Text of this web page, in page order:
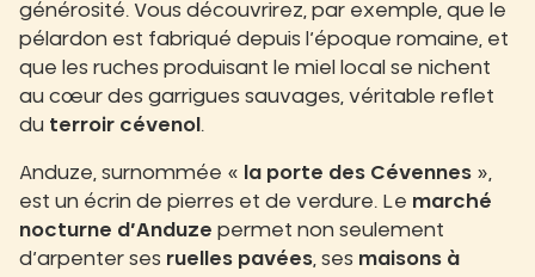
générosité. Vous découvrirez, par exemple, que le
pélardon est fabriqué depuis l’époque romaine, et
que les ruches produisant le miel local se nichent
au cœur des garrigues sauvages, véritable reflet
du terroir cévenol .
Anduze, surnommée « la porte des Cévennes »,
est un écrin de pierres et de verdure. Le marché
nocturne d’Anduze permet non seulement
d’arpenter ses ruelles pavées, ses maisons à